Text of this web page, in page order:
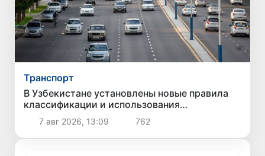
Транспорт
В Узбекистане установлены новые правила
классификации и использования
автомобильных дорог
7 авг 2026, 13:09 762